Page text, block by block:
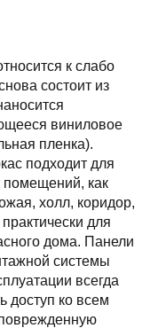
к слабо
состоит из
виниловое
пленка).
подходит для
помещений, как
холл, коридор,
для
дома. Панели
системы
всегда
доступ ко всем